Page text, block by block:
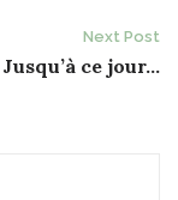
Next Post
Jusqu’à ce jour…